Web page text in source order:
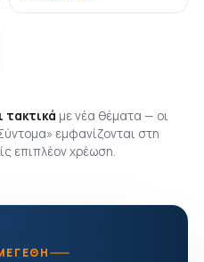
τακτικά με νέα θέματα — οι
εμφανίζονται στη
επιπλέον χρέωση.